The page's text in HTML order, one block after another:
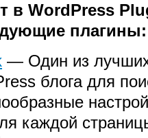
в WordPress
плагины:
— Один из
блога для
каждой